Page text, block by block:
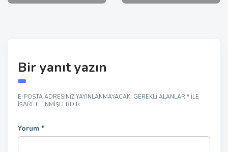
Bir yanıt yazın
E-POSTA ADRESINIZ YAYINLANMAYACAK. GEREKLI ALANLAR * ILE
IŞARETLENMIŞLERDIR
Yorum *